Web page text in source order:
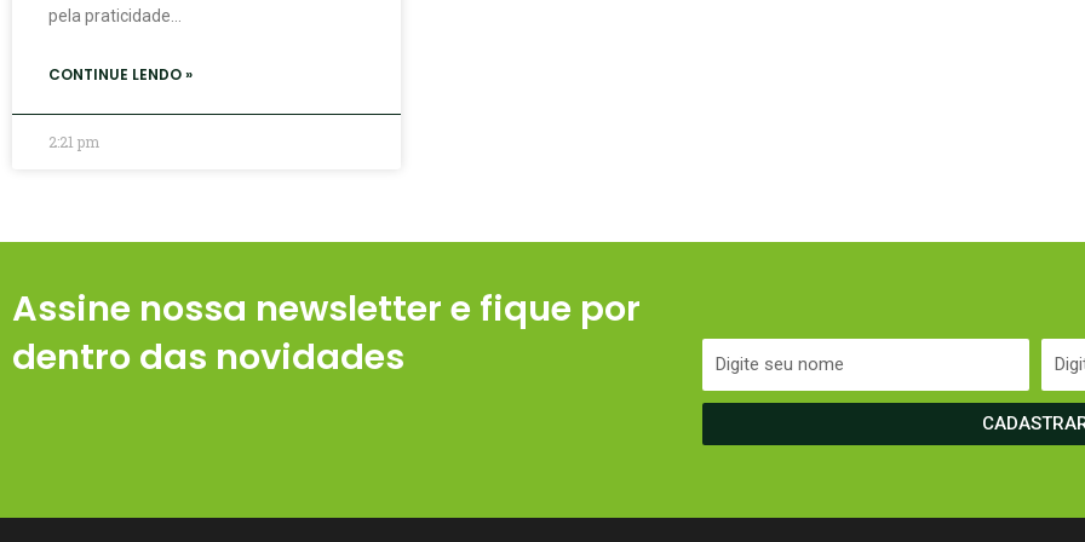
pela praticidade…
CONTINUE LENDO »
2:21 pm
Assine nossa newsletter e fique por
dentro das novidades